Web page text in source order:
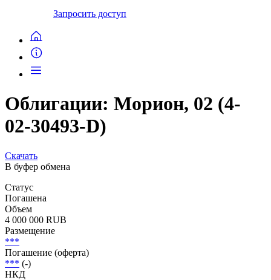
Запросить доступ
Облигации: Морион, 02 (4-
02-30493-D)
Скачать
В буфер обмена
Статус
Погашена
Объем
4 000 000 RUB
Размещение
***
Погашение (оферта)
*** (-)
НКД